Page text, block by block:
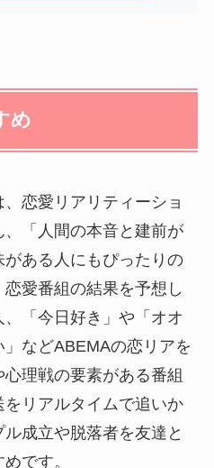
め
恋愛リアリティーショ
「人間の本音と建前が
ある人にもぴったりの
愛番組の結果を予想し
「今日好き」や「オオ
などABEMAの恋リアを
理戦の要素がある番組
リアルタイムで追いか
成立や脱落者を友達と
です。